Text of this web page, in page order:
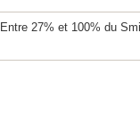
Entre 27% et 100% du